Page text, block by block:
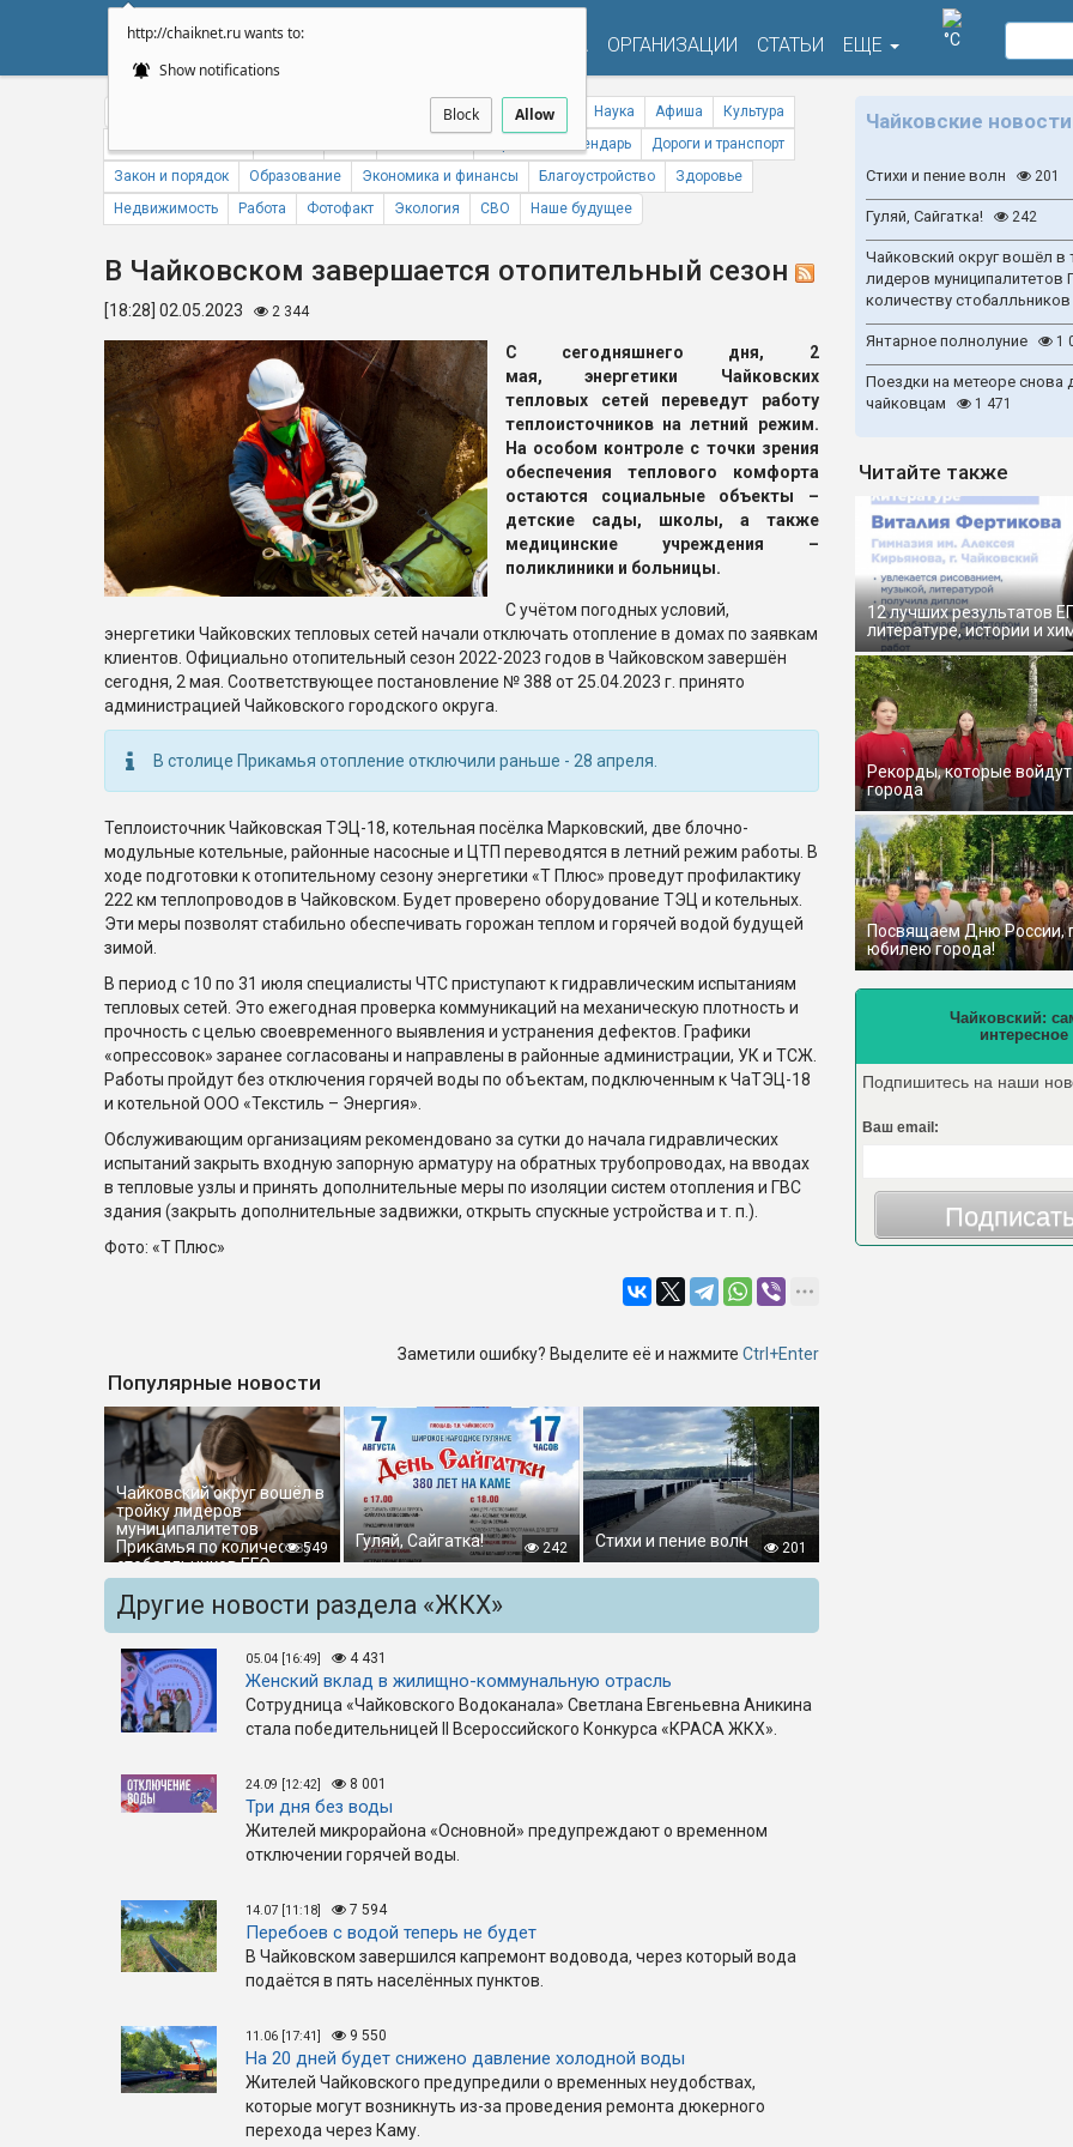
http://chaiknet.ru wants to:
Show notifications
Block Allow
АФИША ОРГАНИЗАЦИИ СТАТЬИ ЕЩЕ °C
Спорт Происшествия Наука Афиша
Культура
Народный календарь
Дороги и транспорт
Закон и порядок
Образование Экономика и финансы Благоустройство
Здоровье
Недвижимость
Работа Фотофакт Экология СВО Наше будущее
В Чайковском завершается отопительный сезон
[18:28] 02.05.2023 2 344
С сегодняшнего дня, 2
мая, энергетики Чайковских
тепловых сетей переведут работу
теплоисточников на летний режим.
На особом контроле с точки зрения
обеспечения теплового комфорта
остаются социальные объекты –
детские сады, школы, а также
медицинские учреждения –
поликлиники и больницы.
С учётом погодных условий,
энергетики Чайковских тепловых сетей начали отключать отопление в домах по заявкам
клиентов. Официально отопительный сезон 2022-2023 годов в Чайковском завершён
сегодня, 2 мая. Соответствующее постановление № 388 от 25.04.2023 г. принято
администрацией Чайковского городского округа.
В столице Прикамья отопление отключили раньше - 28 апреля.
Теплоисточник Чайковская ТЭЦ-18, котельная посёлка Марковский, две блочно-
модульные котельные, районные насосные и ЦТП переводятся в летний режим работы. В
ходе подготовки к отопительному сезону энергетики «Т Плюс» проведут профилактику
222 км теплопроводов в Чайковском. Будет проверено оборудование ТЭЦ и котельных.
Эти меры позволят стабильно обеспечивать горожан теплом и горячей водой будущей
зимой.
В период с 10 по 31 июля специалисты ЧТС приступают к гидравлическим испытаниям
тепловых сетей. Это ежегодная проверка коммуникаций на механическую плотность и
прочность с целью своевременного выявления и устранения дефектов. Графики
«опрессовок» заранее согласованы и направлены в районные администрации, УК и ТСЖ.
Работы пройдут без отключения горячей воды по объектам, подключенным к ЧаТЭЦ-18
и котельной ООО «Текстиль – Энергия».
Обслуживающим организациям рекомендовано за сутки до начала гидравлических
испытаний закрыть входную запорную арматуру на обратных трубопроводах, на вводах
в тепловые узлы и принять дополнительные меры по изоляции систем отопления и ГВС
здания (закрыть дополнительные задвижки, открыть спускные устройства и т. п.).
Фото: «Т Плюс»
Заметили ошибку? Выделите её и нажмите Ctrl+Enter
Популярные новости
Чайковский округ вошёл в
тройку лидеров
муниципалитетов
Прикамья по количеству
стобалльников ЕГЭ
549 Гуляй, Сайгатка! 242 Стихи и пение волн 201
Другие новости раздела «ЖКХ»
05.04 [16:49] 4 431
Женский вклад в жилищно-коммунальную отрасль
Сотрудница «Чайковского Водоканала» Светлана Евгеньевна Аникина
стала победительницей II Всероссийского Конкурса «КРАСА ЖКХ».
24.09 [12:42] 8 001
Три дня без воды
Жителей микрорайона «Основной» предупреждают о временном
отключении горячей воды.
14.07 [11:18] 7 594
Перебоев с водой теперь не будет
В Чайковском завершился капремонт водовода, через который вода
подаётся в пять населённых пунктов.
11.06 [17:41] 9 550
На 20 дней будет снижено давление холодной воды
Жителей Чайковского предупредили о временных неудобствах,
которые могут возникнуть из-за проведения ремонта дюкерного
перехода через Каму.
Чайковские новости
Стихи и пение волн 201
Гуляй, Сайгатка! 242
Чайковский округ вошёл в
лидеров муниципалитетов
количеству
Янтарное полнолуние 1
Поездки на метеоре снова
чайковцам
1 471
Читайте также
12 лучших результатов
литературе, истории и
Рекорды, которые
города
Посвящаем Дню России,
юбилею города!
Чайковский:
интересное
Подпишитесь на наши
Ваш email: